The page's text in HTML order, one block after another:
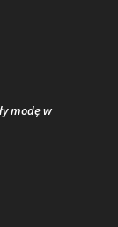
modę w